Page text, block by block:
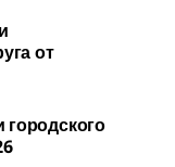
от